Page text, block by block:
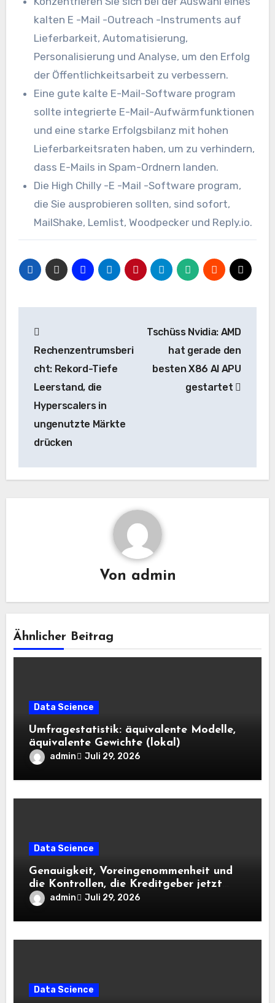
kalten E -Mail -Outreach -Instruments auf
Lieferbarkeit, Automatisierung,
Personalisierung und Analyse, um den Erfolg
der Öffentlichkeitsarbeit zu verbessern.
Eine gute kalte E-Mail-Software program
sollte integrierte E-Mail-Aufwärmfunktionen
und eine starke Erfolgsbilanz mit hohen
Lieferbarkeitsraten haben, um zu verhindern,
dass E-Mails in Spam-Ordnern landen.
Die High Chilly -E -Mail -Software program,
die Sie ausprobieren sollten, sind sofort,
MailShake, Lemlist, Woodpecker und Reply.io.
Navigation
Rechenzentrumsberi
cht: Rekord-Tiefe
Leerstand, die
Hyperscalers in
ungenutzte Märkte
drücken
Tschüss Nvidia: AMD
hat gerade den
besten X86 AI APU
gestartet
Von admin
Ähnlicher Beitrag
Data Science
Umfragestatistik: äquivalente Modelle,
äquivalente Gewichte (lokal)
admin Juli 29, 2026
Data Science
Genauigkeit, Voreingenommenheit und
die Kontrollen, die Kreditgeber jetzt
benötigen |
admin Juli 29, 2026
Data Science